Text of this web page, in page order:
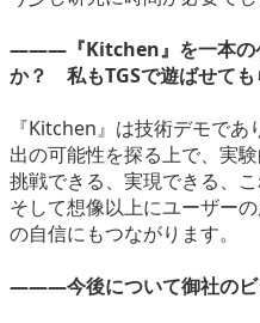
―――『Kitchen』を一本の
か？ 私もTGSで遊ばせても
『Kitchen』は技術デモで
出の可能性を探る上で、実
挑戦できる、実現できる、
そして想像以上にユーザー
の自信にもつながります。
―――今後について御社のビ